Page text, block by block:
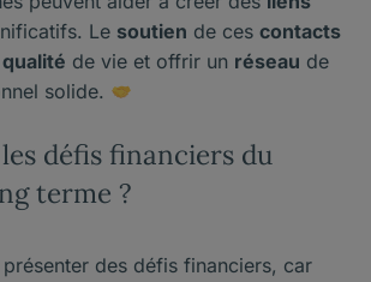
Le soutien de ces contacts
qualité de vie et offrir un réseau de
solide.
défis financiers du
terme ?
des défis financiers, car